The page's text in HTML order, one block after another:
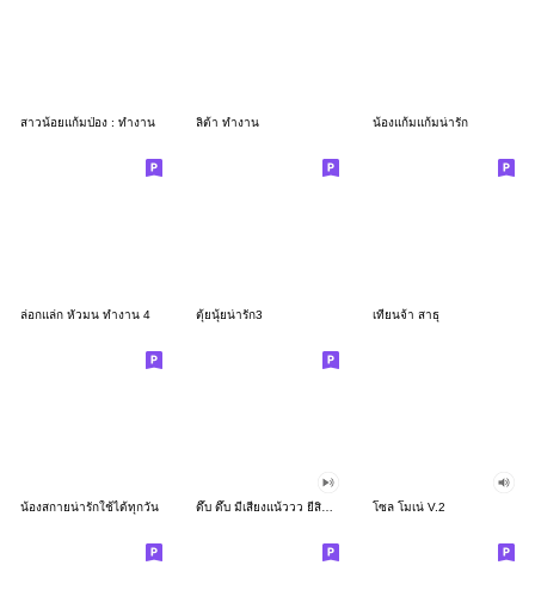
สาวน้อยแก้มป่อง : ทำงาน ลิต้า ทำงาน น้องแก้มแก้มน่ารัก
ล่อกแล่ก หัวมน ทำงาน 4 ตุ้ยนุ้ยน่ารัก3 เทียนจ้า สาธุ
น้องสกายน่ารักใช้ได้ทุกวัน ดึ๊บ ดึ๊บ มีเสียงแน้ววว ยี่สิบสอง โซล โมเน่ V.2